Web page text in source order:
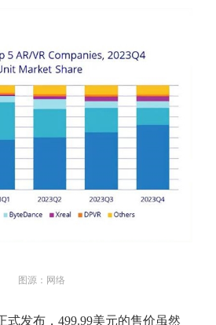
图源：网络
式发布，499.99美元的售价虽然